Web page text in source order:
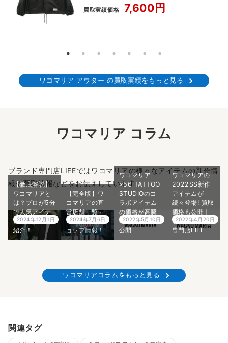
買取実績価格 7,600円
ワコマリア アウター の買取実績をもっと見る
ワコマリア コラム
ブランド専門店LIFEではワコマリアの様々なアイテムの新作情
報や買取情報などをお伝えしています。
【徹底解説】
ワコマリアと
は？プロが5分
で人気アイテ
ムや魅力をご
紹介！
2024年12月1日
【完全版】ワ
コマリアの直
営店舗一覧・
オンラインシ
ョップ情報！
2024年7月6日
ワコマリア
×56 TATTOO
STUDIOのコ
ラボアイテム
の価格が高騰
中! 買取価格も
公開
2022年5月10日
ワコマリアの
2022SS新作
アイテムが
続々登場! 買取
価格も公開｜
ブランド買取
専門店LIFE
2022年4月20日
ワコマリアコラムをもっと見る
関連タグ